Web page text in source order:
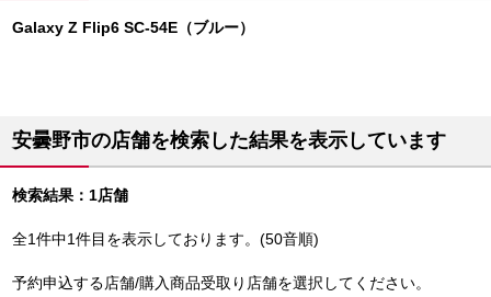
Galaxy Z Flip6 SC-54E（ブルー）
安曇野市の店舗を検索した結果を表示しています
検索結果：1店舗
全1件中1件目を表示しております。(50音順)
予約申込する店舗/購入商品受取り店舗を選択してください。